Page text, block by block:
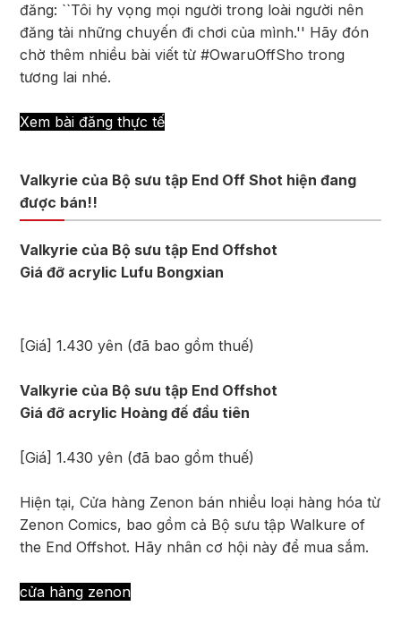
đăng: ``Tôi hy vọng mọi người trong loài người nên
đăng tải những chuyến đi chơi của mình.'' Hãy đón
chờ thêm nhiều bài viết từ #OwaruOffSho trong
tương lai nhé.
Xem bài đăng thực tế
Valkyrie của Bộ sưu tập End Off Shot hiện đang
được bán!!
Valkyrie của Bộ sưu tập End Offshot
Giá đỡ acrylic Lufu Bongxian
[Giá] 1.430 yên (đã bao gồm thuế)
Valkyrie của Bộ sưu tập End Offshot
Giá đỡ acrylic Hoàng đế đầu tiên
[Giá] 1.430 yên (đã bao gồm thuế)
Hiện tại, Cửa hàng Zenon bán nhiều loại hàng hóa từ
Zenon Comics, bao gồm cả Bộ sưu tập Walkure of
the End Offshot. Hãy nhân cơ hội này để mua sắm.
cửa hàng zenon